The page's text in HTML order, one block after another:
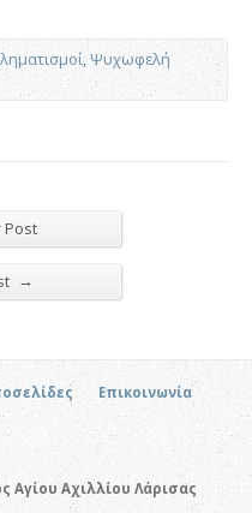
,Ψυχωφελή
Post
→
Επικοινωνία
Αγίου Αχιλλίου Λάρισας